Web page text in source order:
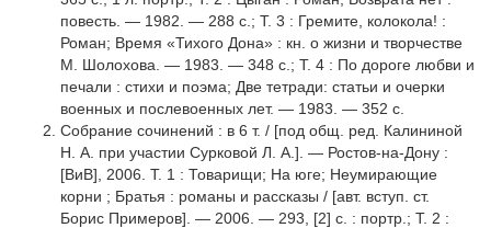
повесть. — 1982. — 288 с.; Т. 3 : Гремите, колокола! :
Роман; Время «Тихого Дона» : кн. о жизни и творчестве
М. Шолохова. — 1983. — 348 с.; Т. 4 : По дороге любви и
печали : стихи и поэма; Две тетради: статьи и очерки
военных и послевоенных лет. — 1983. — 352 с.
Собрание сочинений : в 6 т. / [под общ. ред. Калининой
Н. А. при участии Сурковой Л. А.]. — Ростов-на-Дону :
[ВиВ], 2006. Т. 1 : Товарищи; На юге; Неумирающие
корни ; Братья : романы и рассказы / [авт. вступ. ст.
Борис Примеров]. — 2006. — 293, [2] с. : портр.; Т. 2 :